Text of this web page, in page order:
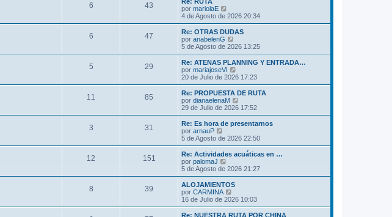
a
e
o
m
e
s
a
j
e
l
t
m
o
m
e
s
a
j
e
6 43
por mariolaE
e
r
ú
l
t
m
o
m
e
s
a
j
e
4 de Agosto de 2026 20:34
6 47
Re: OTRAS DUDAS
por anabelenG
e
r
ú
l
t
m
o
m
e
s
j
e
5 de Agosto de 2026 13:25
5 29
Re: ATENAS PLANNING Y ENTRADA…
por mariajoseVI
e
r
ú
l
t
o
m
e
s
j
e
20 de Julio de 2026 17:23
11 85
Re: PROPUESTA DE RUTA
por dianaelenaM
e
r
ú
t
o
m
e
e
29 de Julio de 2026 17:52
3 31
Re: Es hora de presentarnos
por arnauP
e
r
ú
l
t
m
o
m
e
5 de Agosto de 2026 22:50
12 151
Re: Actividades acuáticas en …
por palomaJ
e
r
ú
l
t
m
5 de Agosto de 2026 21:27
8 39
ALOJAMIENTOS
por CARMINA
e
r
ú
16 de Julio de 2026 10:03
Re: NUESTRA RUTA POR CHINA